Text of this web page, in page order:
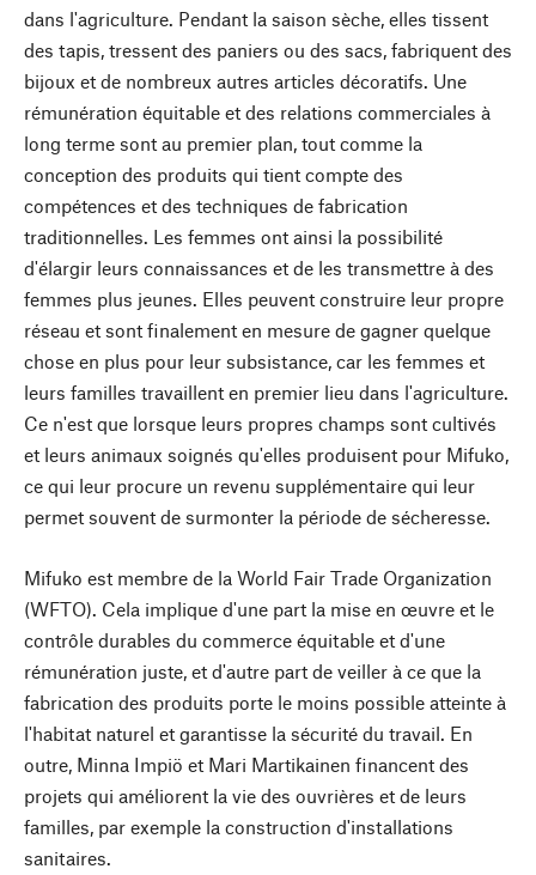
dans l'agriculture. Pendant la saison sèche, elles tissent
des tapis, tressent des paniers ou des sacs, fabriquent des
bijoux et de nombreux autres articles décoratifs. Une
rémunération équitable et des relations commerciales à
long terme sont au premier plan, tout comme la
conception des produits qui tient compte des
compétences et des techniques de fabrication
traditionnelles. Les femmes ont ainsi la possibilité
d'élargir leurs connaissances et de les transmettre à des
femmes plus jeunes. Elles peuvent construire leur propre
réseau et sont finalement en mesure de gagner quelque
chose en plus pour leur subsistance, car les femmes et
leurs familles travaillent en premier lieu dans l'agriculture.
Ce n'est que lorsque leurs propres champs sont cultivés
et leurs animaux soignés qu'elles produisent pour Mifuko,
ce qui leur procure un revenu supplémentaire qui leur
permet souvent de surmonter la période de sécheresse.
Mifuko est membre de la World Fair Trade Organization
(WFTO). Cela implique d'une part la mise en œuvre et le
contrôle durables du commerce équitable et d'une
rémunération juste, et d'autre part de veiller à ce que la
fabrication des produits porte le moins possible atteinte à
l'habitat naturel et garantisse la sécurité du travail. En
outre, Minna Impiö et Mari Martikainen financent des
projets qui améliorent la vie des ouvrières et de leurs
familles, par exemple la construction d'installations
sanitaires.